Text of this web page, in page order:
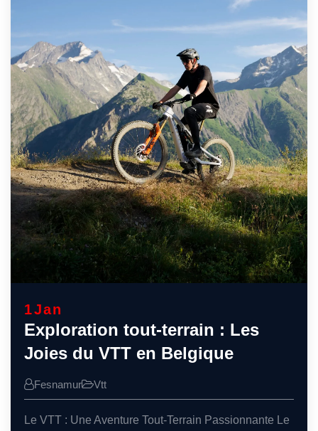
1Jan
Exploration tout-terrain : Les
Joies du VTT en Belgique
Fesnamur Vtt
Le VTT : Une Aventure Tout-Terrain Passionnante Le